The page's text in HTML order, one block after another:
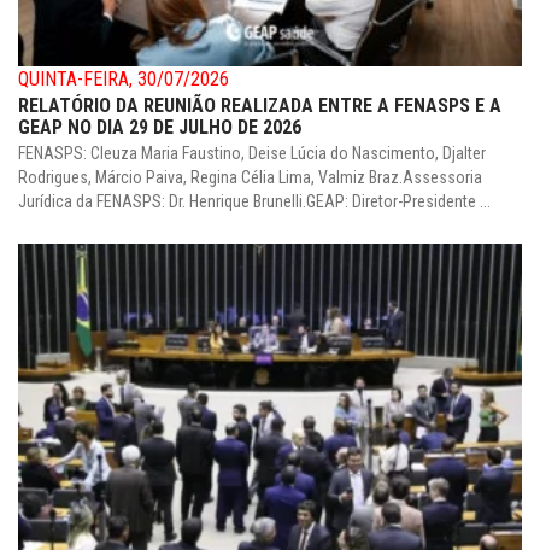
QUINTA-FEIRA, 30/07/2026
RELATÓRIO DA REUNIÃO REALIZADA ENTRE A FENASPS E A
GEAP NO DIA 29 DE JULHO DE 2026
FENASPS: Cleuza Maria Faustino, Deise Lúcia do Nascimento, Djalter
Rodrigues, Márcio Paiva, Regina Célia Lima, Valmiz Braz.Assessoria
Jurídica da FENASPS: Dr. Henrique Brunelli.GEAP: Diretor-Presidente ...